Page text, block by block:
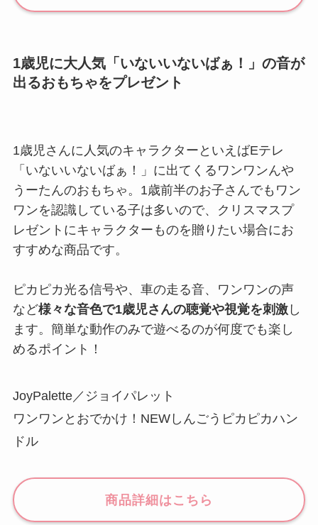
1歳児に大人気「いないいないばぁ！」の音が
出るおもちゃをプレゼント
1歳児さんに人気のキャラクターといえばEテレ
「いないいないばぁ！」に出てくるワンワンんや
うーたんのおもちゃ。1歳前半のお子さんでもワン
ワンを認識している子は多いので、クリスマスプ
レゼントにキャラクターものを贈りたい場合にお
すすめな商品です。
ピカピカ光る信号や、車の走る音、ワンワンの声
など様々な音色で1歳児さんの聴覚や視覚を刺激し
ます。簡単な動作のみで遊べるのが何度でも楽し
めるポイント！
JoyPalette／ジョイパレット
ワンワンとおでかけ！NEWしんごうピカピカハン
ドル
商品詳細はこちら